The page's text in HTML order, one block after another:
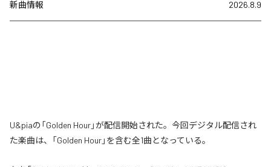
新曲情報 2026.8.9
U&piaの「Golden Hour」が配信開始された。今回デジタル配信され
た楽曲は、「Golden Hour」を含む全1曲となっている。